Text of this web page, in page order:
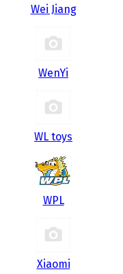
Wei Jiang
WenYi
WL toys
WPL
Xiaomi